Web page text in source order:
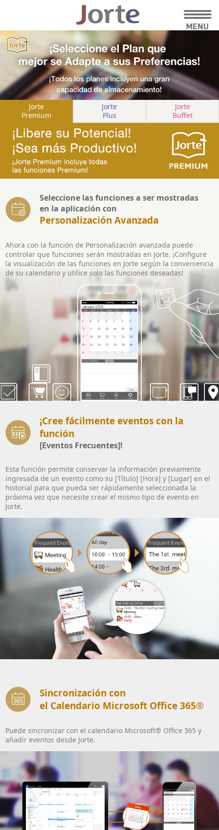
Jorte
Premium
Jorte
Plus
Jorte
Buffet
Seleccione las funciones a ser mostradas
en la aplicación con
Personalización Avanzada
Ahora con la función de Personalización avanzada puede
controlar que funciones serán mostradas en Jorte. ¡Configure
la visualización de las funciones en Jorte según la conveniencia
de su calendario y utilice solo las funciones deseadas!
¡Cree fácilmente eventos con la
función
[Eventos Frecuentes]!
Esta función permite conservar la información previamente
ingresada de un evento como su [Título] [Hora] y [Lugar] en el
historial para que pueda ser rápidamente seleccionada la
próxima vez que necesite crear el mismo tipo de evento en
Jorte.
Sincronización con
el Calendario Microsoft Office 365®
Puede sincronizar con el calendario Microsoft® Office 365 y
añadir eventos desde Jorte.